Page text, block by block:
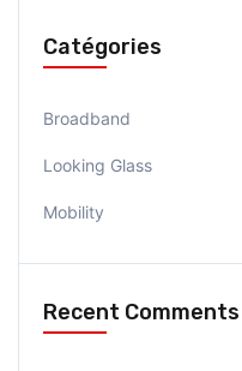
Catégories
Broadband
Looking Glass
Mobility
Recent Comments